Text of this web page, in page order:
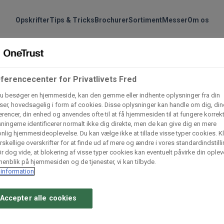
OpskrifterTips & TricksBrochurerSortimentMesserOm os
af nyhedsbrev
Søg
vores produkter
hvilke:
Dagrofa Foodservice Fullhouse
INCO Cash & Carry
Vaffelexpressen
Gem dine favoritter!
ikke en eneste opskrift gå tabt! Opret en profil nu og start din
personlige samling af favoritopskrifter eller produkter.
medlem af Odense Marcipan's professionelle fællesskab og
adgang til dine gemte opskrifter og produkter - når som
hvor som helst.
for Privatlivets Fred
besøger en hjemmeside, kan den gemme eller indhente oplysninger fra din
hovedsagelig i form af cookies. Disse oplysninger kan handle om dig,
din enhed og anvendes ofte til at få hjemmesiden til at fungere
identificerer normalt ikke dig direkte, men de kan give dig en mere
hjemmesideoplevelse. Du kan vælge ikke at tillade visse typer cookies.
overskrifter for at finde ud af mere og ændre i vores
dog vide, at blokering af visse typer cookies kan eventuelt påvirke din
på hjemmesiden og de tjenester, vi kan tilbyde.
Accepter alle cookies